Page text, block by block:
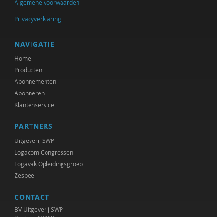
Bram van Boxtel
Yannick Brito Alves
Arjan Broers
Xannah Brohm
Ellen de Bruin
Jet Bussemaker
Algemene voorwaarden
Privacyverklaring
NAVIGATIE
Home
Producten
Abonnementen
Abonneren
Klantenservice
PARTNERS
Uitgeverij SWP
Logacom Congressen
Logavak Opleidingsgroep
Zesbee
CONTACT
BV Uitgeverij SWP